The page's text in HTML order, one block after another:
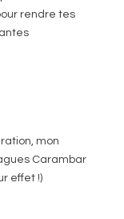
rendre tes
mon
Carambar
effet !)